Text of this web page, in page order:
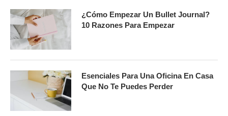
¿Cómo Empezar Un Bullet Journal?
10 Razones Para Empezar
Esenciales Para Una Oficina En Casa
Que No Te Puedes Perder